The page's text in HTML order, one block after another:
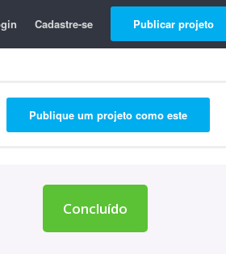
Cadastre-se Publicar projeto
Publique um projeto como este
Concluído